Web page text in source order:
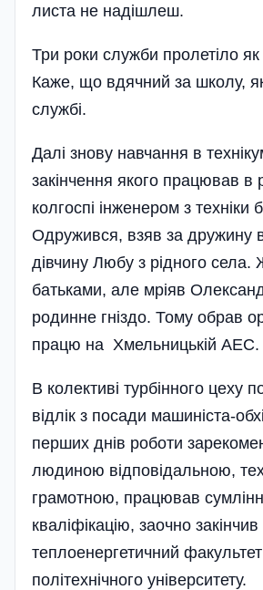
листа не наді­шлеш.
Три роки служби пролетіло
Каже, що вдячний за школу,
службі.
Далі знову навчання в
закінчення якого працював в
колгоспі інженером з техніки
Одружився, взяв за дружину
дівчину Любу з рідного села.
батьками, але мріяв
родинне гніздо. Тому обрав
працю на Хмельницькій АЕС.
В колективі турбінного цеху
відлік з посади машиніста-
перших днів роботи
людиною відповідальною,
грамотною, працював
кваліфікацію, заочно закі­нчив
теплоенергетичний факультет
політехнічного університету.